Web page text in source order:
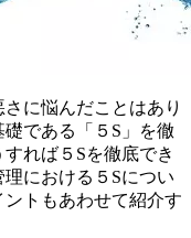
に悩んだことはあり
である「５S」を徹
れば５Sを徹底でき
における５Sについ
トもあわせて紹介す